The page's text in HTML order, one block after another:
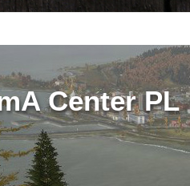
Center PL